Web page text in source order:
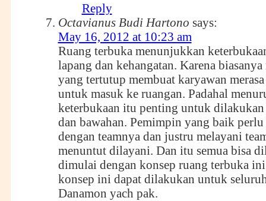
Reply
Octavianus Budi Hartono says:
May 16, 2012 at 10:23 am
Ruang terbuka menunjukkan
lapang dan kehangatan. Karena
yang tertutup membuat karyawan
untuk masuk ke ruangan. Padahal
keterbukaan itu penting untuk dilakukan
dan bawahan. Pemimpin yang baik
dengan teamnya dan justru melayani
menuntut dilayani. Dan itu semua bisa
dimulai dengan konsep ruang terbuka
konsep ini dapat dilakukan untuk
Danamon yach pak.